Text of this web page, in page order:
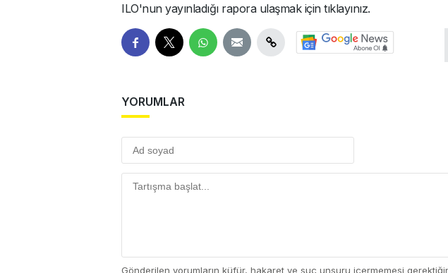
ILO'nun yayınladığı rapora ulaşmak için tıklayınız.
YORUMLAR
Gönderilen yorumların küfür, hakaret ve suç unsuru içermemesi